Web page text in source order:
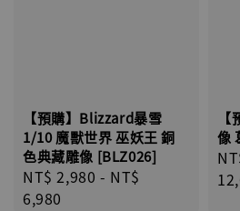
【預購】Blizzard暴雪
1/10 魔獸世界 巫妖王 銅
色典藏雕像 [BLZ026]
Regular
price
NT$ 2,980 - NT$
6,980
像